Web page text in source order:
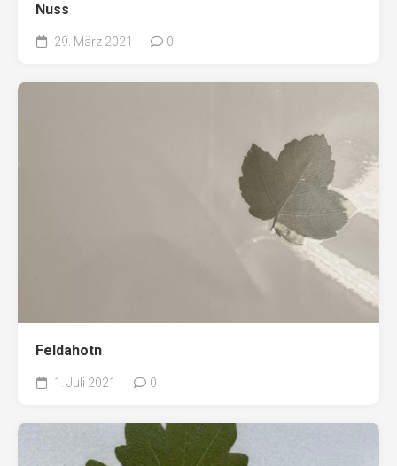
Nuss
29. März 2021 0
Feldahotn
1. Juli 2021 0